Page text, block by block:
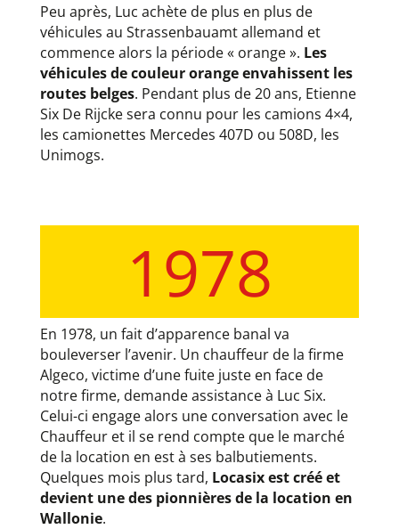
Peu après, Luc achète de plus en plus de
véhicules au Strassenbauamt allemand et
commence alors la période « orange ». Les
véhicules de couleur orange envahissent les
routes belges. Pendant plus de 20 ans, Etienne
Six De Rijcke sera connu pour les camions 4×4,
les camionettes Mercedes 407D ou 508D, les
Unimogs.
1978
En 1978, un fait d’apparence banal va
bouleverser l’avenir. Un chauffeur de la firme
Algeco, victime d’une fuite juste en face de
notre firme, demande assistance à Luc Six.
Celui-ci engage alors une conversation avec le
Chauffeur et il se rend compte que le marché
de la location en est à ses balbutiements.
Quelques mois plus tard, Locasix est créé et
devient une des pionnières de la location en
Wallonie.